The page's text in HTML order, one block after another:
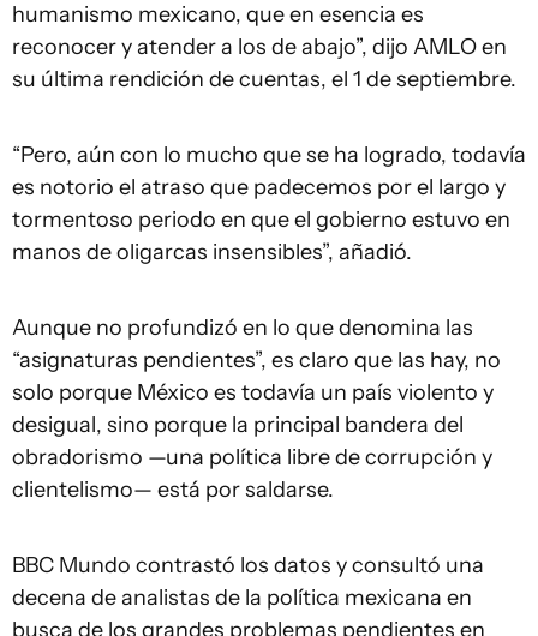
humanismo mexicano, que en esencia es
reconocer y atender a los de abajo”, dijo AMLO en
su última rendición de cuentas, el 1 de septiembre.
“Pero, aún con lo mucho que se ha logrado, todavía
es notorio el atraso que padecemos por el largo y
tormentoso periodo en que el gobierno estuvo en
manos de oligarcas insensibles”, añadió.
Aunque no profundizó en lo que denomina las
“asignaturas pendientes”, es claro que las hay, no
solo porque México es todavía un país violento y
desigual, sino porque la principal bandera del
obradorismo —una política libre de corrupción y
clientelismo— está por saldarse.
BBC Mundo contrastó los datos y consultó una
decena de analistas de la política mexicana en
busca de los grandes problemas pendientes en